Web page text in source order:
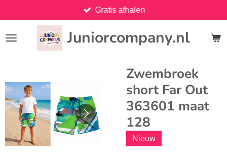
direct
naar
Juniorcompany.nl
Gratis afhalen
Zwembroek
short Far Out
363601 maat
128
Nieuw